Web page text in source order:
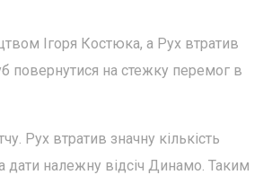
Ігоря Костюка, а Рух втратив
повернутися на стежку перемог в
Рух втратив значну кількість
дати належну відсіч Динамо. Таким